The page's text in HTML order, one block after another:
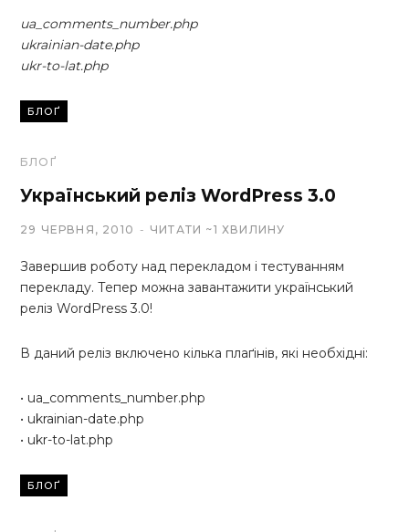
ua_comments_number.php
ukrainian-date.php
ukr-to-lat.php
БЛОҐ
БЛОҐ
Український реліз WordPress 3.0
29 ЧЕРВНЯ, 2010 ЧИТАТИ ~1 ХВИЛИНУ
Завершив роботу над перекладом і тестуванням
перекладу. Тепер можна завантажити український
реліз WordPress 3.0!
В даний реліз включено кілька плаґінів, які необхідні:
• ua_comments_number.php
• ukrainian-date.php
• ukr-to-lat.php
БЛОҐ